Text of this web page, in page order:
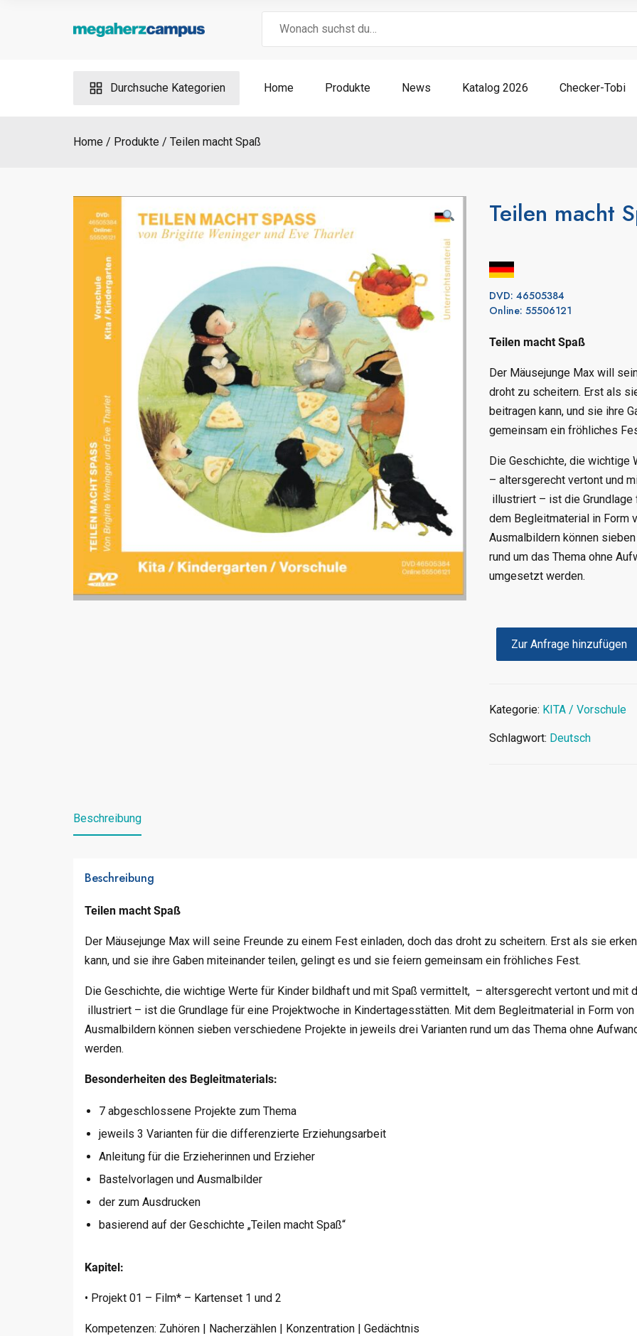
Durchsuche Kategorien Home Produkte News Katalog 2026 Checker-Tobi
Home Produkte Teilen macht Spaß
Teilen macht
DVD: 46505384
Online: 55506121
Teilen macht Spaß
Der Mäusejunge Max will
droht zu scheitern. Erst als
beitragen kann, und sie ihre
gemeinsam ein fröhliches
Die Geschichte, die wichtige
– altersgerecht vertont und
illustriert – ist die
dem Begleitmaterial in Form
Ausmalbildern können
rund um das Thema ohne
umgesetzt werden.
Zur Anfrage hinzufügen
Kategorie: KITA / Vorschule
Schlagwort: Deutsch
Beschreibung
Beschreibung
Teilen macht Spaß
Der Mäusejunge Max will seine Freunde zu einem Fest einladen, doch das droht zu scheitern. Erst als sie
kann, und sie ihre Gaben miteinander teilen, gelingt es und sie feiern gemeinsam ein fröhliches Fest.
Die Geschichte, die wichtige Werte für Kinder bildhaft und mit Spaß vermittelt, – altersgerecht vertont und mit
illustriert – ist die Grundlage für eine Projektwoche in Kindertagesstätten. Mit dem Begleitmaterial in Form
Ausmalbildern können sieben verschiedene Projekte in jeweils drei Varianten rund um das Thema ohne
werden.
Besonderheiten des Begleitmaterials:
7 abgeschlossene Projekte zum Thema
jeweils 3 Varianten für die differenzierte Erziehungsarbeit
Anleitung für die Erzieherinnen und Erzieher
Bastelvorlagen und Ausmalbilder
der zum Ausdrucken
basierend auf der Geschichte „Teilen macht Spaß“
Kapitel:
• Projekt 01 – Film* – Kartenset 1 und 2
Kompetenzen: Zuhören | Nacherzählen | Konzentration | Gedächtnis